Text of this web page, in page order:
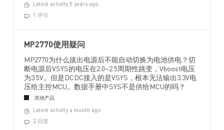
Latest activity 5 years ago
1 评论
MP2770使用疑问
MP2770为什么拔出电源后不能自动切换为电池供电？切
断电源后VSYS的电压在2.0~2.5周期性跳变，Vboost电压
为3.5V。但是DCDC接入的是VSYS，根本无法输出3.3V电
压给主控MCU。数据手册中SYS不是供给MCU的吗？
其他产品
Latest activity a month ago
2 回复